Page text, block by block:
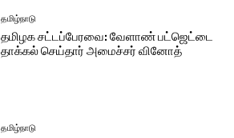
தமிழ்நாடு
தமிழக சட்​டப்​பேர​வை: வேளாண் பட்​ஜெட்டை
தாக்கல் செய்தார் அமைச்சர் வினோத்
தமிழ்நாடு